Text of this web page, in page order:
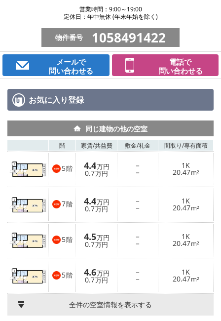
営業時間：9:00～19:00
定休日：年中無休 (年末年始を除く)
物件番号 1058491422
メールで
問い合わせる
電話で
問い合わせる
お気に入り登録
同じ建物の他の空室
階 家賃/共益費 敷金/礼金 間取り/専有面積
5階 4.4万円
0.7万円
－
－
1K
20.47m²
7階 4.4万円
0.7万円
－
－
1K
20.47m²
5階 4.5万円
0.7万円
－
－
1K
20.47m²
5階 4.6万円
0.7万円
－
－
1K
20.47m²
全件の空室情報を表示する